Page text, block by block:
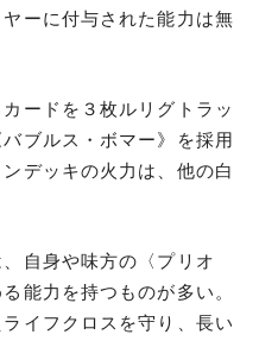
ーに付与された能力は無
ードを３枚ルリグトラッ
ブルス・ボマー》を採用
デッキの火力は、他の白
自身や味方の〈プリオ
能力を持つものが多い。
イフクロスを守り、長い